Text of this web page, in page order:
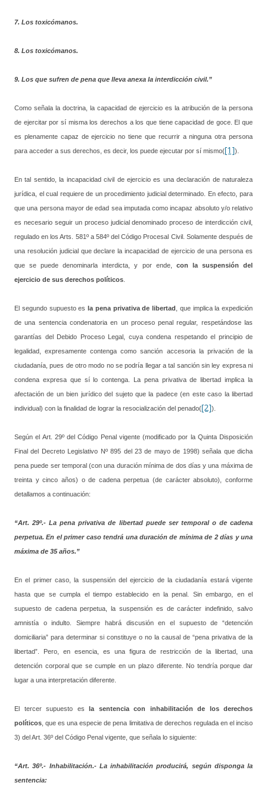
7. Los toxicómanos.
8. Los toxicómanos.
9. Los que sufren de pena que lleva anexa la interdicción civil.”
Como señala la doctrina, la capacidad de ejercicio es la atribución de la persona
de ejercitar por sí misma los derechos a los que tiene capacidad de goce. El que
es plenamente capaz de ejercicio no tiene que recurrir a ninguna otra persona
para acceder a sus derechos, es decir, los puede ejecutar por sí mismo([1]).
En tal sentido, la incapacidad civil de ejercicio es una declaración de naturaleza
jurídica, el cual requiere de un procedimiento judicial determinado. En efecto, para
que una persona mayor de edad sea imputada como incapaz absoluto y/o relativo
es necesario seguir un proceso judicial denominado proceso de interdicción civil,
regulado en los Arts. 581º a 584º del Código Procesal Civil. Solamente después de
una resolución judicial que declare la incapacidad de ejercicio de una persona es
que se puede denominarla interdicta, y por ende, con la suspensión del
ejercicio de sus derechos políticos
El segundo supuesto es la pena privativa de libertad , que implica la expedición
de una sentencia condenatoria en un proceso penal regular, respetándose las
garantías del Debido Proceso Legal, cuya condena respetando el principio de
legalidad, expresamente contenga como sanción accesoria la privación de la
ciudadanía, pues de otro modo no se podría llegar a tal sanción sin ley expresa ni
condena expresa que sí lo contenga. La pena privativa de libertad implica la
afectación de un bien jurídico del sujeto que la padece (en este caso la libertad
individual) con la finalidad de lograr la resocialización del penado([2]).
Según el Art. 29º del Código Penal vigente (modificado por la Quinta Disposición
Final del Decreto Legislativo Nº 895 del 23 de mayo de 1998) señala que dicha
pena puede ser temporal (con una duración mínima de dos días y una máxima de
treinta y cinco años) o de cadena perpetua (de carácter absoluto), conforme
detallamos a continuación:
“Art. 29º.- La pena privativa de libertad puede ser temporal o de cadena
perpetua. En el primer caso tendrá una duración de mínima de 2 días y una
máxima de 35 años.”
En el primer caso, la suspensión del ejercicio de la ciudadanía estará vigente
hasta que se cumpla el tiempo establecido en la penal. Sin embargo, en el
supuesto de cadena perpetua, la suspensión es de carácter indefinido, salvo
amnistía o indulto. Siempre habrá discusión en el supuesto de “detención
domiciliaria” para determinar si constituye o no la causal de “pena privativa de la
libertad”. Pero, en esencia, es una figura de restricción de la libertad, una
detención corporal que se cumple en un plazo diferente. No tendría porque dar
lugar a una interpretación diferente.
El tercer supuesto es la sentencia con inhabilitación de los derechos
políticos , que es una especie de pena limitativa de derechos regulada en el inciso
3) del Art. 36º del Código Penal vigente, que señala lo siguiente:
“Art. 36º.- Inhabilitación.- La inhabilitación producirá, según disponga la
sentencia: